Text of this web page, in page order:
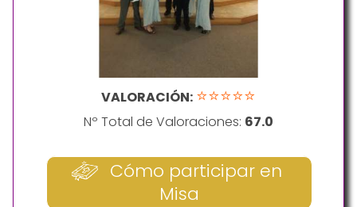
VALORACIÓN: ⭐⭐⭐⭐⭐
Nº Total de Valoraciones: 67.0
Cómo participar en
Misa